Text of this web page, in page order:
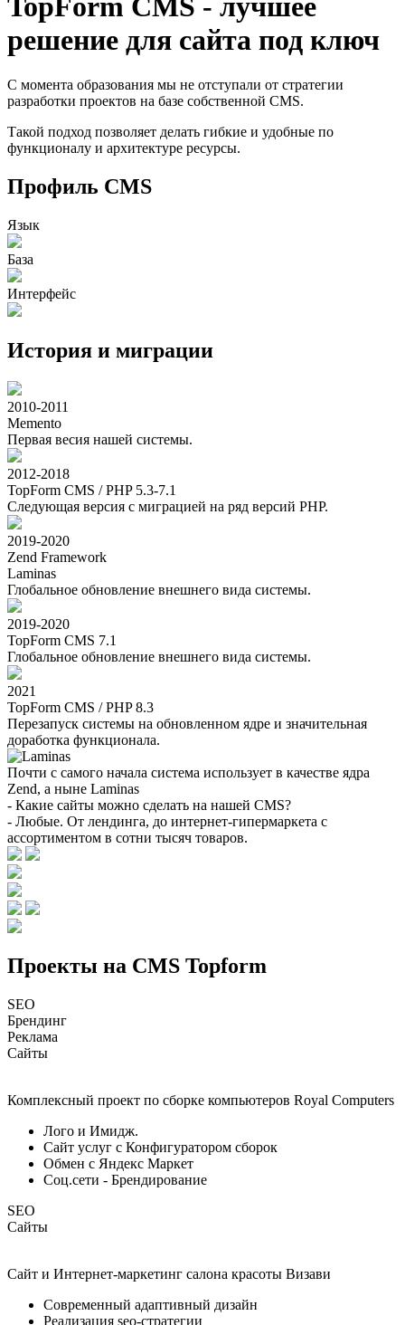
TopForm CMS - лучшее
решение для сайта под ключ
С момента образования мы не отступали от стратегии
разработки проектов на базе собственной CMS.
Такой подход позволяет делать гибкие и удобные по
функционалу и архитектуре ресурсы.
Профиль CMS
Язык
База
Интерфейс
История и миграции
2010-2011
Memento
Первая весия нашей системы.
2012-2018
TopForm CMS / PHP 5.3-7.1
Следующая версия с миграцией на ряд версий PHP.
2019-2020
Zend Framework
Laminas
Глобальное обновление внешнего вида системы.
2019-2020
TopForm CMS 7.1
Глобальное обновление внешнего вида системы.
2021
TopForm CMS / PHP 8.3
Перезапуск системы на обновленном ядре и значительная
доработка функционала.
Почти с самого начала система использует в качестве ядра
Zend, а ныне Laminas
- Какие сайты можно сделать на нашей CMS?
- Любые. От лендинга, до интернет-гипермаркета с
ассортиментом в сотни тысяч товаров.
Проекты на CMS Topform
SEO
Брендинг
Реклама
Сайты
Комплексный проект по сборке компьютеров Royal Computers
Лого и Имидж.
Сайт услуг с Конфигуратором сборок
Обмен с Яндекс Маркет
Соц.сети - Брендирование
SEO
Сайты
Cайт и Интернет-маркетинг салона красоты Визави
Современный адаптивный дизайн
Реализация seo-стратегии